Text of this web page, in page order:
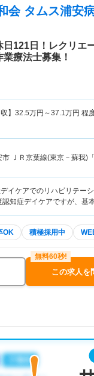
会 タムス浦安
日121日！レクリエ
療法士募集！
】 32.5万円～37.1万円 程
市 ＪＲ京葉線(東京－蘇我)
イケアでのリハビリテー
認知症デイケアですが、
OK 積極採用中
この求人を